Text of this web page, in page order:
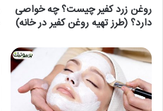
روغن زرد کفیر چیست؟ چه خواصی
دارد؟ (طرز تهیه روغن کفیر در خانه)